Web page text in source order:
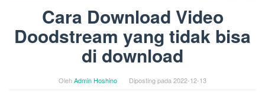
Cara Download Video
Doodstream yang tidak bisa
di download
OlehAdmin Hoshino Diposting pada 2022-12-13